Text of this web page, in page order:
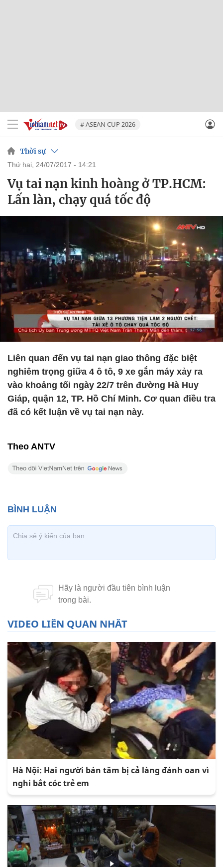
# ASEAN CUP 2026
Thời sự
thứ hai, 24/07/2017 - 14:21
Vụ tai nạn kinh hoàng ở TP.HCM:
Lấn làn, chạy quá tốc độ
Liên quan đến vụ tai nạn giao thông đặc biệt
nghiêm trọng giữa 4 ô tô, 9 xe gắn máy xảy ra
vào khoảng tối ngày 22/7 trên đường Hà Huy
Giáp, quận 12, TP. Hồ Chí Minh. Cơ quan điều tra
đã có kết luận về vụ tai nạn này.
Theo ANTV
VIDEO LIÊN QUAN NHẤT
Hà Nội: Hai người bán tăm bị cả làng đánh oan vì
nghi bắt cóc trẻ em